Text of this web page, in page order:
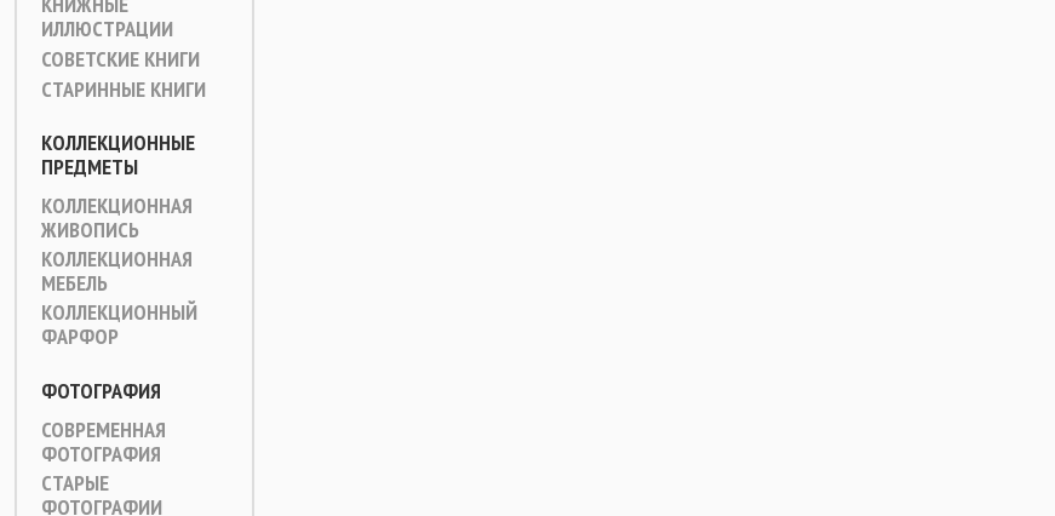
ИЛЛЮСТРАЦИИ
СОВЕТСКИЕ КНИГИ
СТАРИННЫЕ КНИГИ
КОЛЛЕКЦИОННЫЕ
ПРЕДМЕТЫ
КОЛЛЕКЦИОННАЯ
ЖИВОПИСЬ
КОЛЛЕКЦИОННАЯ
МЕБЕЛЬ
КОЛЛЕКЦИОННЫЙ
ФАРФОР
ФОТОГРАФИЯ
СОВРЕМЕННАЯ
ФОТОГРАФИЯ
СТАРЫЕ
ФОТОГРАФИИ